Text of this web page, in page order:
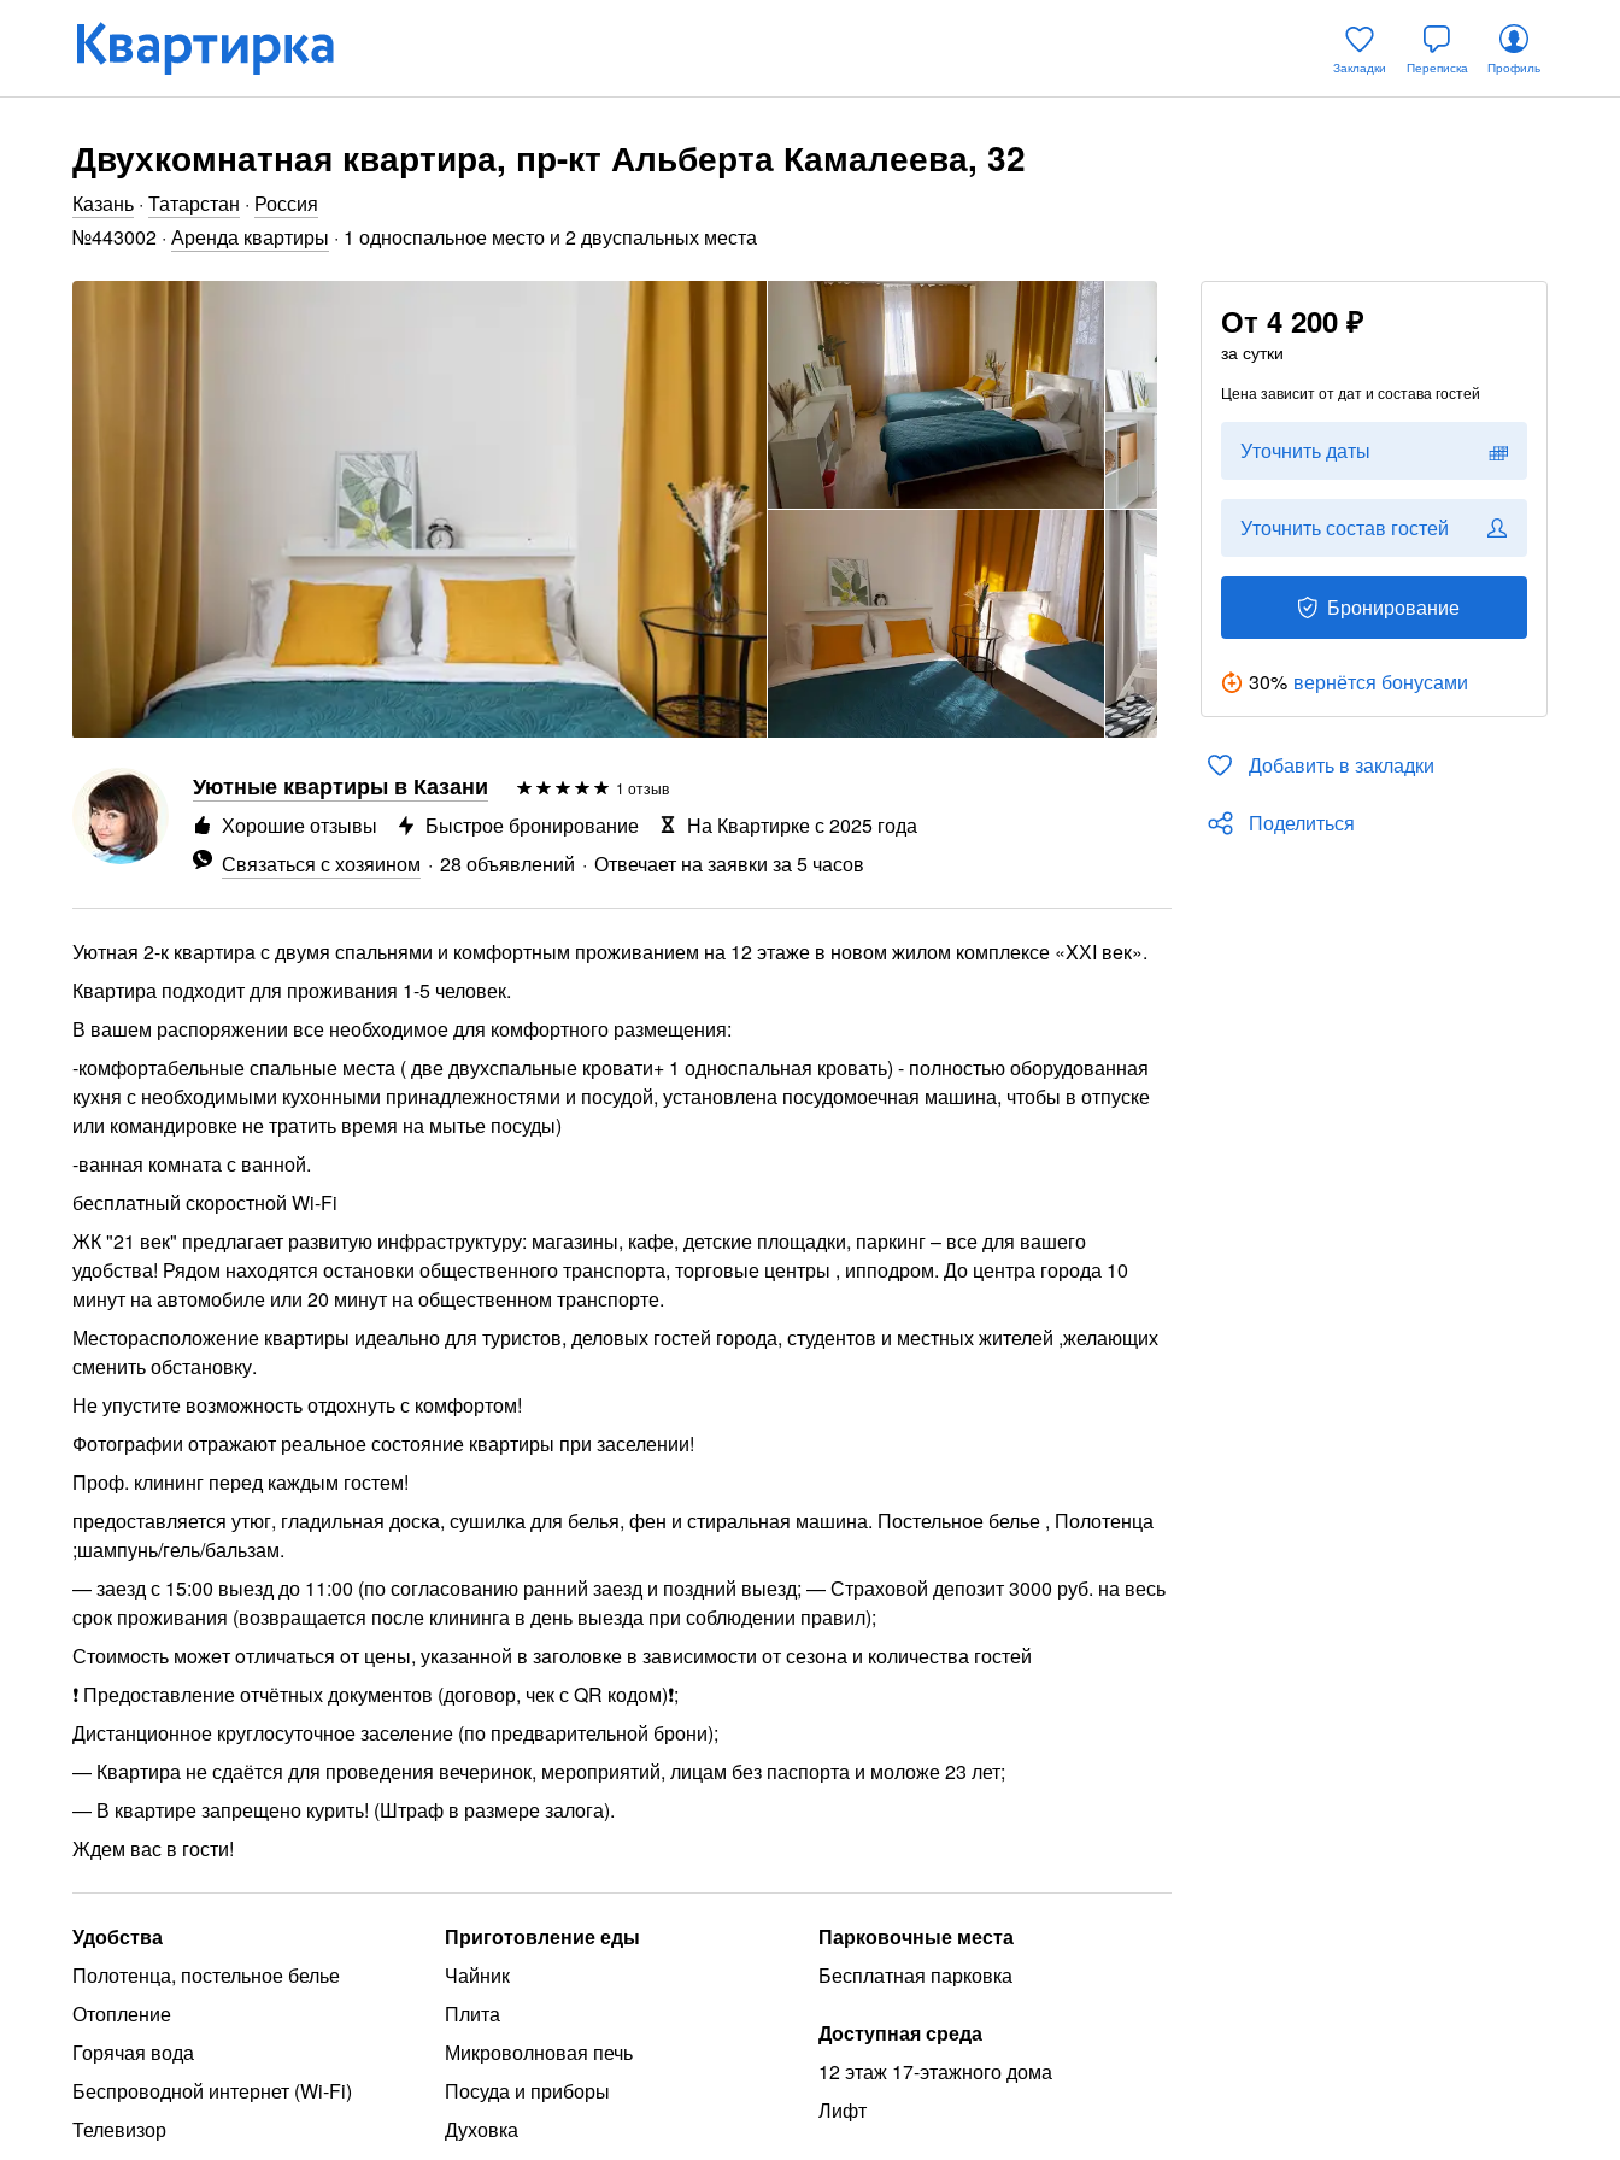
Закладки Переписка Профиль
Двухкомнатная квартира, пр-кт Альберта Камалеева, 32
Казань · Татарстан · Россия
№443002 · Аренда квартиры · 1 односпальное место и 2 двуспальных места
От 4 200 ₽
за сутки
Цена зависит от дат и состава гостей
Уточнить даты
Уточнить состав гостей
Бронирование
30% вернётся бонусами
Добавить в закладки
Поделиться
Уютные квартиры в Казани 1 отзыв
Связаться с хозяином 28 объявлений Отвечает на заявки за 5 часов
Хорошие отзывы Быстрое бронирование На Квартирке с 2025 года
Уютная 2-к квартирa с двумя спальнями и комфортным проживанием на 12 этаже в новом жилом комплексе «XХI вeк».
Квартира подходит для проживания 1-5 человек.
В вашем распоряжении все необходимое для комфортного размещения:
-комфортабельные спальные места ( две двухспальные кровати+ 1 односпальная кровать) - полностью оборудованная
кухня с необходимыми кухонными принадлежностями и посудой, установлена посудомоечная машина, чтобы в отпуске
или командировке не тратить время на мытье посуды)
-ванная комната с ванной.
бесплатный скоростной Wi-Fi
ЖК "21 век" предлагает развитую инфраструктуру: магазины, кафе, детские площадки, паркинг – все для вашего
удобства! Рядом находятся остановки общественного транспорта, торговые центры , ипподром. До центра города 10
минут на автомобиле или 20 минут на общественном транспорте.
Месторасположение квартиры идеально для туристов, деловых гостей города, студентов и местных жителей ,желающих
сменить обстановку.
Не упустите возможность отдохнуть с комфортом!
Фотографии отражают реальное состояние квартиры при заселении!
Проф. клининг перед каждым гостем!
предоставляется утюг, гладильная доска, сушилка для белья, фен и стиральная машина. Постельное белье , Полотенца
;шампунь/гель/бальзам.
— заезд с 15:00 выезд до 11:00 (по согласованию ранний заезд и поздний выезд; — Страховой депозит 3000 руб. на весь
срок проживания (возвращается после клининга в день выезда при соблюдении правил);
Стоимоcть мoжeт oтличaться oт цены, укaзаннoй в зaголовке в зависимости от сезона и количества гостей
❗️ Предоставление отчётных документов (договор, чек с QR кодом)❗️;
Дистанционное круглосуточное заселение (по предварительной брони);
— Квартира не сдаётся для проведения вечеринок, мероприятий, лицам без паспорта и моложе 23 лет;
— В квартире запрещено курить! (Штраф в размере залога).
Ждем вас в гости!
Удобства
Полотенца, постельное белье
Отопление
Горячая вода
Беспроводной интернет (Wi‑Fi)
Телевизор
Приготовление еды
Чайник
Плита
Микроволновая печь
Посуда и приборы
Духовка
Парковочные места
Бесплатная парковка
Доступная среда
12 этаж 17-этажного дома
Лифт